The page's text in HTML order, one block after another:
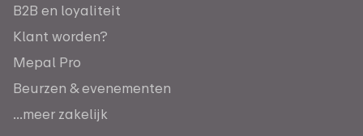
B2B en loyaliteit
Klant worden?
Mepal Pro
Beurzen & evenementen
...meer zakelijk